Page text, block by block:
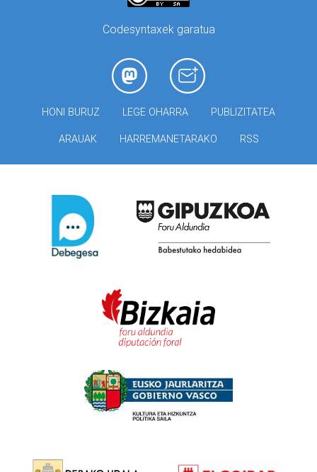
Codesyntaxek garatua
HONI BURUZ LEGE OHARRA PUBLIZITATEA
ARAUAK HARREMANETARAKO RSS